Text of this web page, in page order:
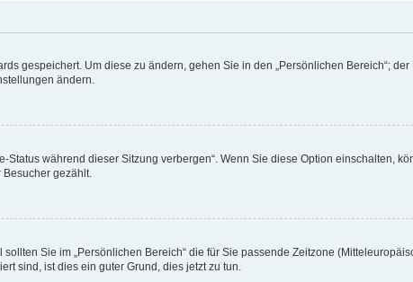
gespeichert. Um diese zu ändern, gehen Sie in den „Persönlichen Bereich“;
ändern.
während dieser Sitzung verbergen“. Wenn Sie diese Option einschalten,
gezählt.
Sie im „Persönlichen Bereich“ die für Sie passende Zeitzone
sind, ist dies ein guter Grund, dies jetzt zu tun.